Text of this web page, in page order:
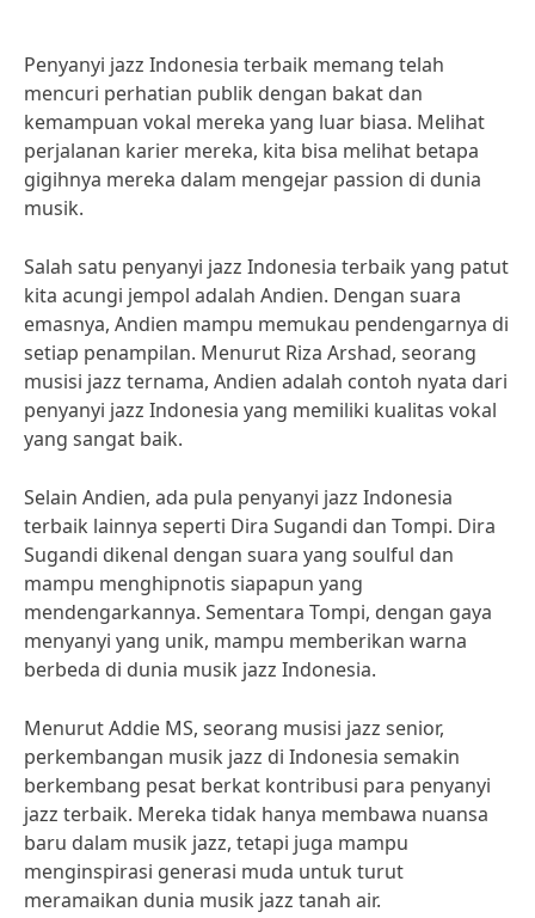
Penyanyi jazz Indonesia terbaik memang telah
mencuri perhatian publik dengan bakat dan
kemampuan vokal mereka yang luar biasa. Melihat
perjalanan karier mereka, kita bisa melihat betapa
gigihnya mereka dalam mengejar passion di dunia
musik.
Salah satu penyanyi jazz Indonesia terbaik yang patut
kita acungi jempol adalah Andien. Dengan suara
emasnya, Andien mampu memukau pendengarnya di
setiap penampilan. Menurut Riza Arshad, seorang
musisi jazz ternama, Andien adalah contoh nyata dari
penyanyi jazz Indonesia yang memiliki kualitas vokal
yang sangat baik.
Selain Andien, ada pula penyanyi jazz Indonesia
terbaik lainnya seperti Dira Sugandi dan Tompi. Dira
Sugandi dikenal dengan suara yang soulful dan
mampu menghipnotis siapapun yang
mendengarkannya. Sementara Tompi, dengan gaya
menyanyi yang unik, mampu memberikan warna
berbeda di dunia musik jazz Indonesia.
Menurut Addie MS, seorang musisi jazz senior,
perkembangan musik jazz di Indonesia semakin
berkembang pesat berkat kontribusi para penyanyi
jazz terbaik. Mereka tidak hanya membawa nuansa
baru dalam musik jazz, tetapi juga mampu
menginspirasi generasi muda untuk turut
meramaikan dunia musik jazz tanah air.